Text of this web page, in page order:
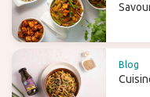
Blog